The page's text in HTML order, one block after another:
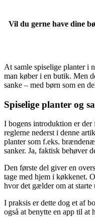
Vil du gerne have dine
At samle spiselige planter i
man køber i en butik. Men
sanke – med børn som en
Spiselige planter og
I bogens introduktion er der
reglerne nederst i denne
planter som f.eks.
sanker. Ja, faktisk behøver
Den første del giver en
tage med hjem i køkkenet.
hvor det gælder om at starte
I praksis er dette dog et af
også at benytte en app til at